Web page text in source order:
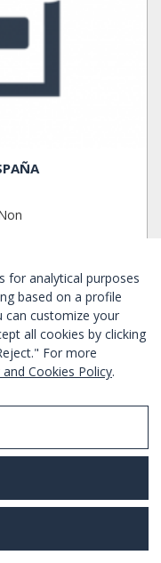
BHM1-2399
RÉSERVER
for analytical purposes
based on a profile
can customize your
all cookies by clicking
For more
and Cookies Policy.